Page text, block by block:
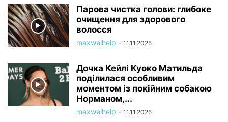
Парова чистка голови: глибоке
очищення для здорового
волосся
maxwelhelp - 11.11.2025
Дочка Кейлі Куоко Матильда
поділилася особливим
моментом із покійним собакою
Норманом,...
maxwelhelp - 11.11.2025